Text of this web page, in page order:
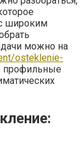
широким
можно на
osteklenie-
профильные